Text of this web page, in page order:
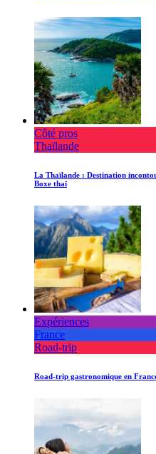
Côté pros
Thaïlande
La Thaïlande : Destination
Boxe thaï
Expériences
France
Road-trip
Road-trip gastronomique en